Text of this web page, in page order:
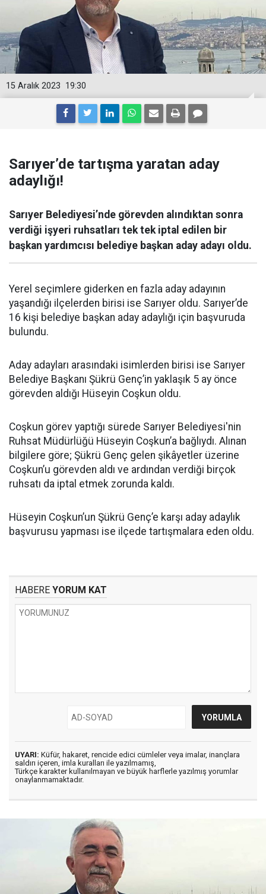
19:30
15 Aralık 2023
Sarıyer’de tartışma yaratan aday
adaylığı!
Sarıyer Belediyesi’nde görevden alındıktan sonra
verdiği işyeri ruhsatları tek tek iptal edilen bir
başkan yardımcısı belediye başkan aday adayı oldu.
Yerel seçimlere giderken en fazla aday adayının
yaşandığı ilçelerden birisi ise Sarıyer oldu. Sarıyer’de
16 kişi belediye başkan aday adaylığı için başvuruda
bulundu.
Aday adayları arasındaki isimlerden birisi ise Sarıyer
Belediye Başkanı Şükrü Genç’in yaklaşık 5 ay önce
görevden aldığı Hüseyin Coşkun oldu.
Coşkun görev yaptığı sürede Sarıyer Belediyesi'nin
Ruhsat Müdürlüğü Hüseyin Coşkun’a bağlıydı. Alınan
bilgilere göre; Şükrü Genç gelen şikâyetler üzerine
Coşkun’u görevden aldı ve ardından verdiği birçok
ruhsatı da iptal etmek zorunda kaldı.
Hüseyin Coşkun’un Şükrü Genç’e karşı aday adaylık
başvurusu yapması ise ilçede tartışmalara eden oldu.
HABERE YORUM KAT
UYARI: Küfür, hakaret, rencide edici cümleler veya imalar, inançlara
saldırı içeren, imla kuralları ile yazılmamış,
Türkçe karakter kullanılmayan ve büyük harflerle yazılmış yorumlar
onaylanmamaktadır.